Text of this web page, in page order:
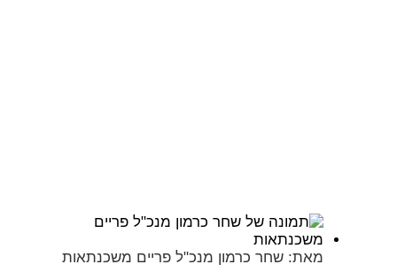
מאת: שחר כרמון מנכ"ל פריים משכנתאות